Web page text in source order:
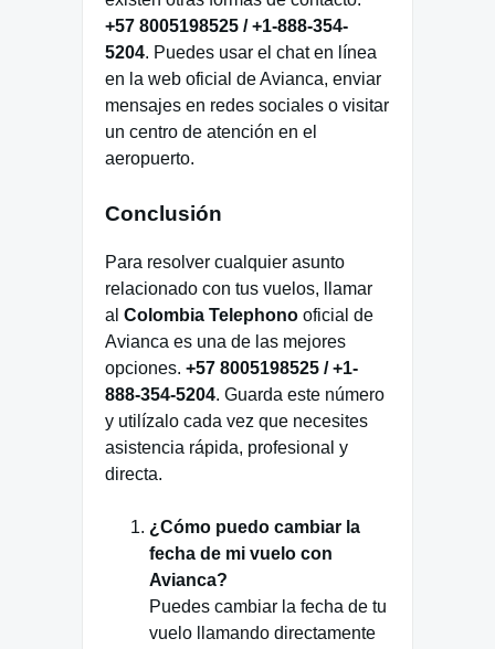
+57 8005198525 / +1-888-354-
5204. Puedes usar el chat en línea
en la web oficial de Avianca, enviar
mensajes en redes sociales o visitar
un centro de atención en el
aeropuerto.
Conclusión
Para resolver cualquier asunto
relacionado con tus vuelos, llamar
al Colombia Telephono oficial de
Avianca es una de las mejores
opciones. +57 8005198525 / +1-
888-354-5204. Guarda este número
y utilízalo cada vez que necesites
asistencia rápida, profesional y
directa.
¿Cómo puedo cambiar la
fecha de mi vuelo con
Avianca?
Puedes cambiar la fecha de tu
vuelo llamando directamente